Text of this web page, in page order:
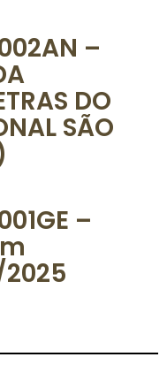
–
DO
SÃO
–